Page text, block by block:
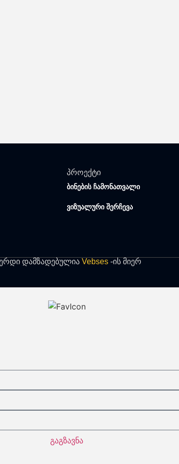
პროექტი
ბინების ჩამონათვალი
ვიზუალური შერჩევა
დამზადებულია Vebses -ის მიერ
გაგზავნა